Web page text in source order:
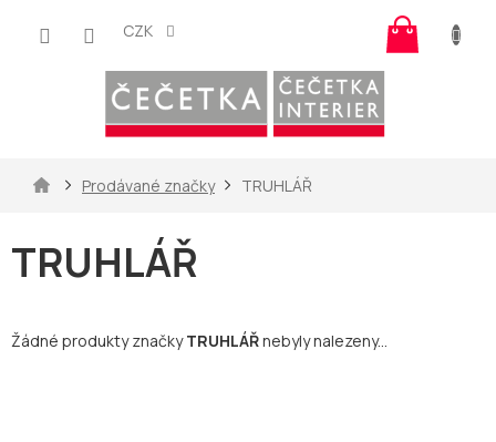
CZK
košík
DomůProdávané značky TRUHLÁŘ
TRUHLÁŘ
Žádné produkty značkyTRUHLÁŘnebyly nalezeny...